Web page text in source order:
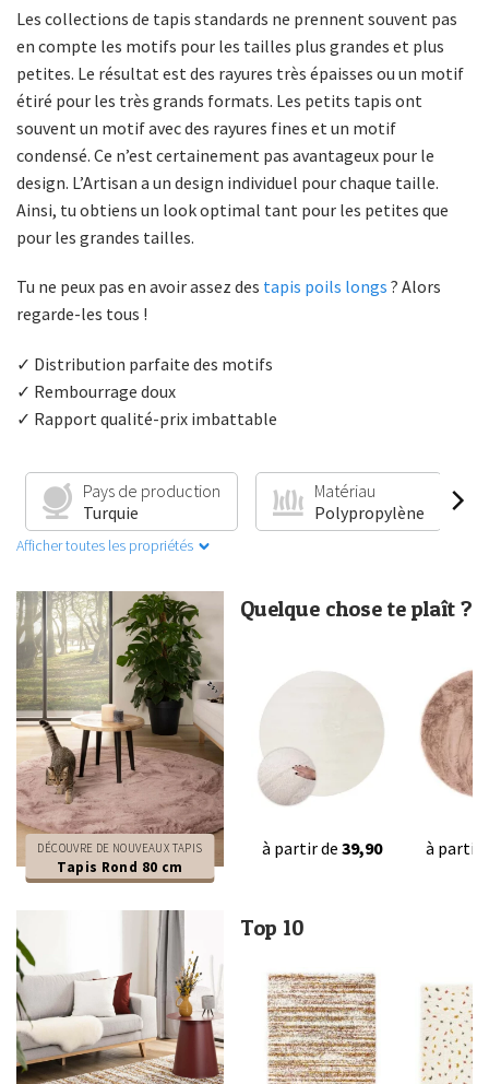
Les collections de tapis standards ne prennent souvent pas
en compte les motifs pour les tailles plus grandes et plus
petites. Le résultat est des rayures très épaisses ou un motif
étiré pour les très grands formats. Les petits tapis ont
souvent un motif avec des rayures fines et un motif
condensé. Ce n’est certainement pas avantageux pour le
design. L’Artisan a un design individuel pour chaque taille.
Ainsi, tu obtiens un look optimal tant pour les petites que
pour les grandes tailles.
Tu ne peux pas en avoir assez des tapis poils longs ? Alors
regarde-les tous !
✓ Distribution parfaite des motifs
✓ Rembourrage doux
✓ Rapport qualité-prix imbattable
Pays de production
Turquie
Matériau
Polypropylène
Afficher toutes les propriétés
DÉCOUVRE DE NOUVEAUX TAPIS
Tapis Rond 80 cm
Quelque chose te plaît ?
à partir de 39,90 à partir
Top 10